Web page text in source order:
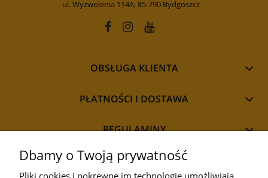
ul. Wyzwolenia 114A, 85-790 Bydgoszcz
OBSŁUGA KLIENTA
PŁATNOŚCI I DOSTAWA
REGULAMINY
Dbamy o Twoją prywatność
Pliki cookies i pokrewne im technologie umożliwiają